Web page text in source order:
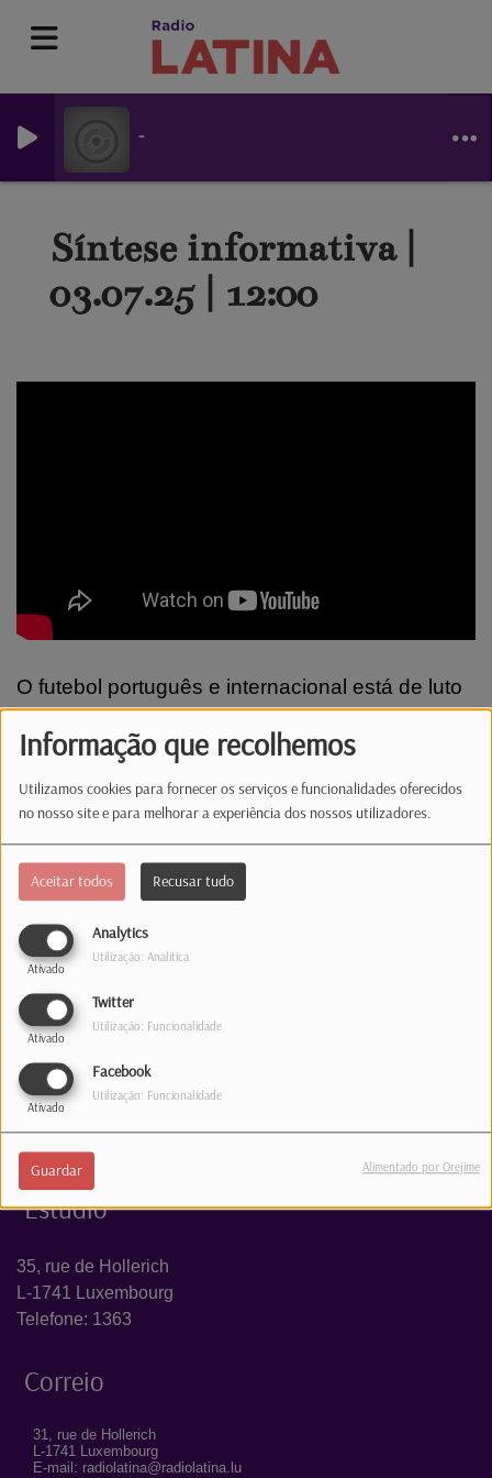
Informação que recolhemos
Utilizamos cookies para fornecer os serviços e funcionalidades oferecidos
no nosso site e para melhorar a experiência dos nossos utilizadores.
Aceitar todos Recusar tudo
Analytics
Ativado
Utilização: Analítica
Twitter
Ativado
Utilização: Funcionalidade
Facebook
Ativado
Utilização: Funcionalidade
Guardar Alimentado por Orejime
-
Síntese informativa |
03.07.25 | 12:00
O futebol português e internacional está de luto
após a morte do jogador Diogo Jota. Tinha
apenas 28 anos. Nesta edição destacamos
pessoas ficaram feridas.
Comentários(0)
Estúdio
35, rue de Hollerich
L-1741 Luxembourg
Telefone: 1363
Correio
31, rue de Hollerich
L-1741 Luxembourg
E-mail: radiolatina@radiolatina.lu